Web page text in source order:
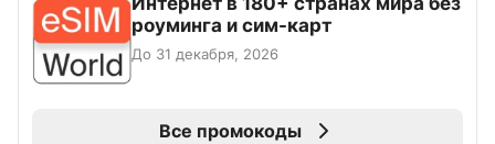
роуминга и сим-карт
До 31 декабря, 2026
Все промокоды